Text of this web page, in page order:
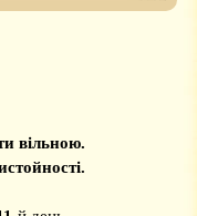
вільною.